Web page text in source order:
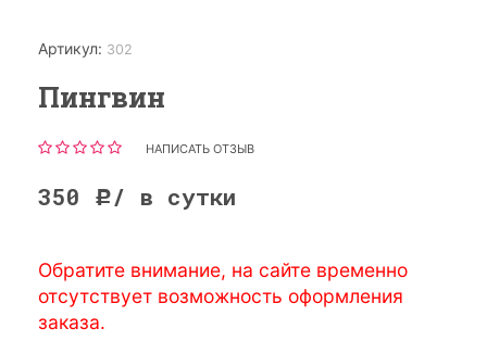
Артикул: 302
Пингвин
НАПИСАТЬ ОТЗЫВ
350 Р / в сутки
Обратите внимание, на сайте временно
отсутствует возможность оформления
заказа.